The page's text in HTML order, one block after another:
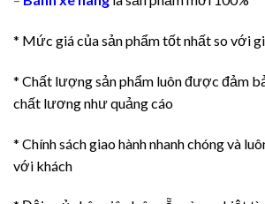
* Mức giá của sản phẩm tốt nhất so với
* Chất lượng sản phẩm luôn được đảm
chất lương như quảng cáo
* Chính sách giao hành nhanh chóng và
với khách